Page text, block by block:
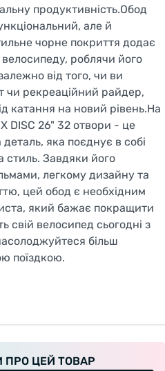
продуктивність.Обод
але й
чорне покриття додає
роблячи його
від того, чи ви
чи рекреаційний райдер,
катання на новий рівень.На
DISC 26" 32 отвори - це
яка поєднує в собі
стиль. Завдяки його
легкому дизайну та
цей обод є необхідним
який бажає покращити
свій велосипед сьогодні з
більш
поїздкою.
ЦЕЙ ТОВАР